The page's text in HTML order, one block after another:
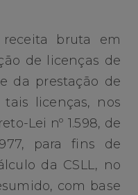
bruta em
de licenças de
da prestação de
tais licenças, nos
Lei nº 1.598, de
para fins de
da CSLL, no
com base